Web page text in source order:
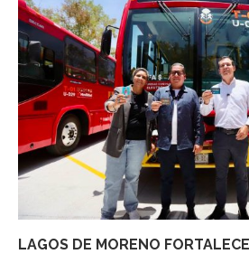
LAGOS DE MORENO